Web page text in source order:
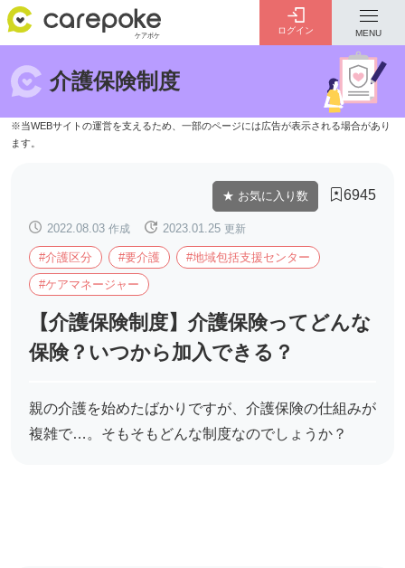
ログイン MENU
会員登録
ID・パスワードをお忘れの方はこちら
カテゴリー
介護 お金のこと 病院・施設 介護保険制度
リハビリ・介護
病気・感染症
介護保険制度
★ お気に入り数 6945
2022.08.03 作成 2023.01.25 更新
#介護区分 #要介護 #地域包括支援センター
#ケアマネージャー
【介護保険制度】介護保険ってどんな
保険？いつから加入できる？
親の介護を始めたばかりですが、介護保険の仕組みが
複雑で…。そもそもどんな制度なのでしょうか？